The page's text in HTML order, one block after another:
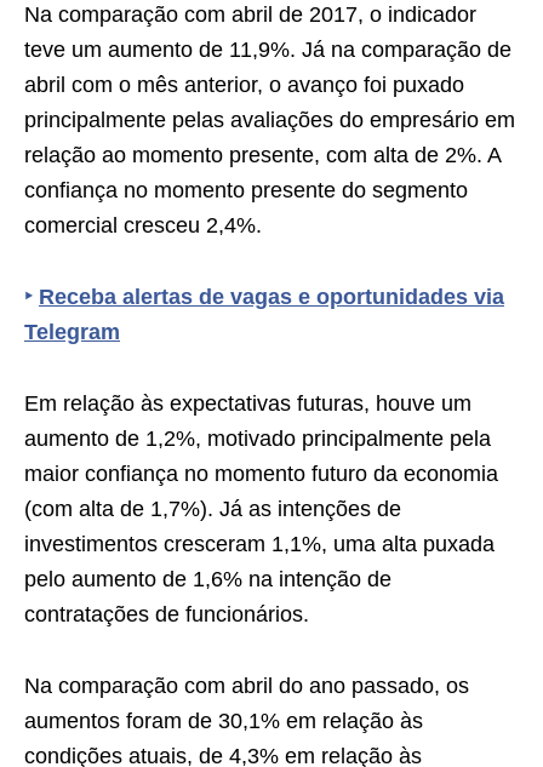
Na comparação com abril de 2017, o indicador
teve um aumento de 11,9%. Já na comparação de
abril com o mês anterior, o avanço foi puxado
principalmente pelas avaliações do empresário em
relação ao momento presente, com alta de 2%. A
confiança no momento presente do segmento
comercial cresceu 2,4%.
‣ Receba alertas de vagas e oportunidades via
Telegram
Em relação às expectativas futuras, houve um
aumento de 1,2%, motivado principalmente pela
maior confiança no momento futuro da economia
(com alta de 1,7%). Já as intenções de
investimentos cresceram 1,1%, uma alta puxada
pelo aumento de 1,6% na intenção de
contratações de funcionários.
Na comparação com abril do ano passado, os
aumentos foram de 30,1% em relação às
condições atuais, de 4,3% em relação às